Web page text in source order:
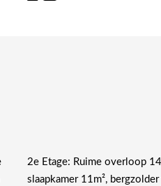
2e Etage: Ruime overloop
slaapkamer 11m², bergzolder